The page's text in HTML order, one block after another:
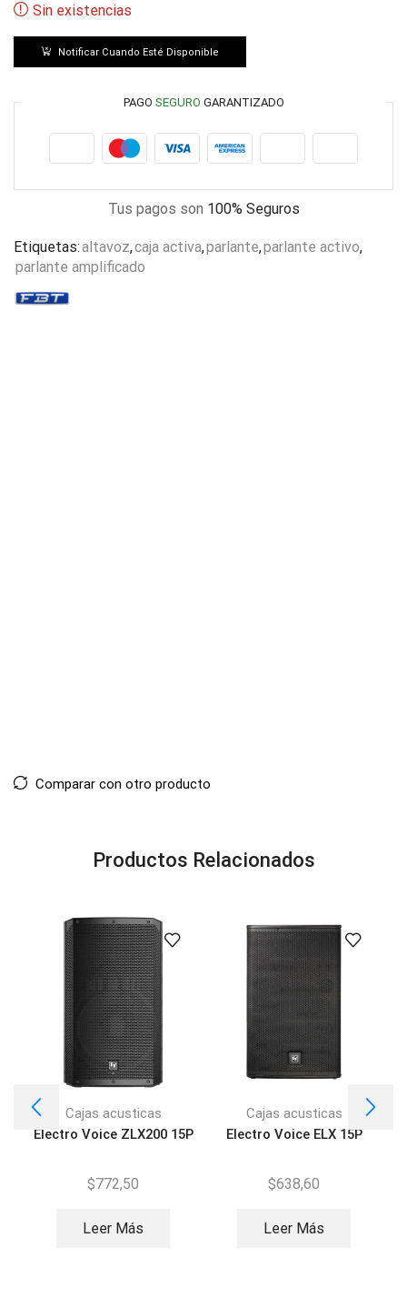
Sin existencias
Notificar Cuando Esté Disponible
PAGO SEGURO GARANTIZADO
Tus pagos son 100% Seguros
Etiquetas:altavoz,caja activa,parlante,parlante activo,
parlante amplificado
Comparar con otro producto
Productos Relacionados
Cajas acusticas
Electro Voice ZLX200 15P
$772,50
Leer Más
Cajas acusticas
Electro Voice ELX 15P
$638,60
Leer Más